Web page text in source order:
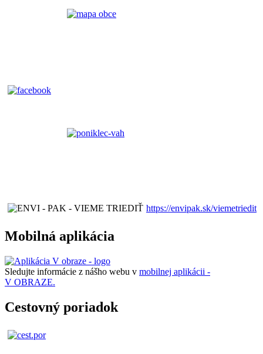
https://envipak.sk/viemetriedit
Mobilná aplikácia
Sledujte informácie z nášho webu v mobilnej aplikácii -
V OBRAZE.
Cestovný poriadok